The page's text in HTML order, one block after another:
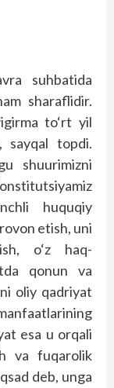
suhbatida
sharaflidir.
to‘rt yil
sayqal topdi.
shuurimizni
huquqiy
etish, uni
o‘z haq-
qonun va
oliy qadriyat
esa u orqali
va fuqarolik
deb, unga